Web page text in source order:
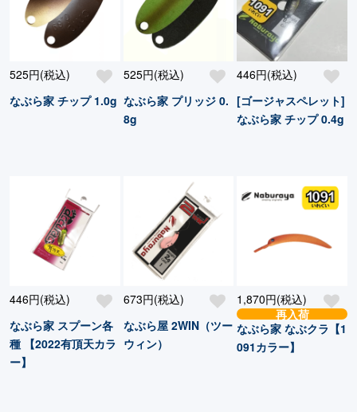
525円(税込)
なぶら家 チップ 1.0g
525円(税込)
なぶら家 プリッジ 0.
8g
446円(税込)
[ゴージャスペレット]
なぶら家 チップ 0.4g
446円(税込)
なぶら家 スプーン各
種 【2022有頂天カラ
ー】
673円(税込)
なぶら屋 2WIN（ツー
ウィン）
1,870円(税込)
再入荷
なぶら家 なぶクラ【1
091カラー】